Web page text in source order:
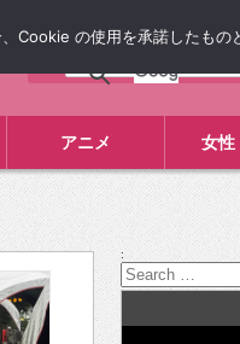
アニメ 女性
:
Cookie の使用を承諾したもの